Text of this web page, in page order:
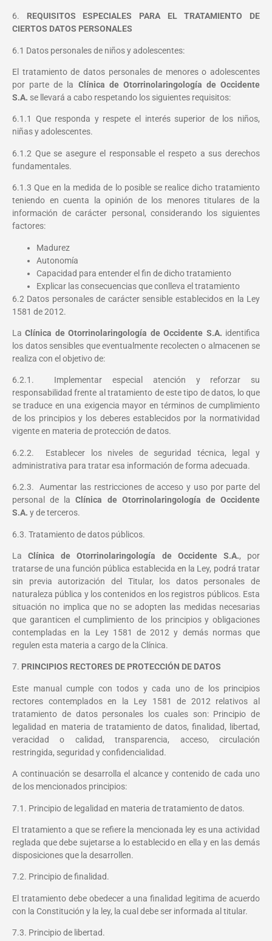
6. REQUISITOS ESPECIALES PARA EL TRATAMIENTO DE
CIERTOS DATOS PERSONALES
6.1 Datos personales de niños y adolescentes:
El tratamiento de datos personales de menores o adolescentes
por parte de la Clínica de Otorrinolaringología de Occidente
S.A. se llevará a cabo respetando los siguientes requisitos:
6.1.1 Que responda y respete el interés superior de los niños,
niñas y adolescentes.
6.1.2 Que se asegure el responsable el respeto a sus derechos
fundamentales.
6.1.3 Que en la medida de lo posible se realice dicho tratamiento
teniendo en cuenta la opinión de los menores titulares de la
información de carácter personal, considerando los siguientes
factores:
Madurez
Autonomía
Capacidad para entender el fin de dicho tratamiento
Explicar las consecuencias que conlleva el tratamiento
6.2 Datos personales de carácter sensible establecidos en la Ley
1581 de 2012.
LaClínica de Otorrinolaringología de Occidente S.A. identifica
los datos sensibles que eventualmente recolecten o almacenen se
realiza con el objetivo de:
6.2.1. Implementar especial atención y reforzar su
responsabilidad frente al tratamiento de este tipo de datos, lo que
se traduce en una exigencia mayor en términos de cumplimiento
de los principios y los deberes establecidos por la normatividad
vigente en materia de protección de datos.
6.2.2. Establecer los niveles de seguridad técnica, legal y
administrativa para tratar esa información de forma adecuada.
6.2.3. Aumentar las restricciones de acceso y uso por parte del
personal de laClínica de Otorrinolaringología de Occidente
S.A. y de terceros.
6.3. Tratamiento de datos públicos.
LaClínica de Otorrinolaringología de Occidente S.A., por
tratarse de una función pública establecida en la Ley, podrá tratar
sin previa autorización del Titular, los datos personales de
naturaleza pública y los contenidos en los registros públicos. Esta
situación no implica que no se adopten las medidas necesarias
que garanticen el cumplimiento de los principios y obligaciones
contempladas en la Ley 1581 de 2012 y demás normas que
regulen esta materia a cargo de la Clínica.
7. PRINCIPIOS RECTORES DE PROTECCIÓN DE DATOS
Este manual cumple con todos y cada uno de los principios
rectores contemplados en la Ley 1581 de 2012 relativos al
tratamiento de datos personales los cuales son: Principio de
legalidad en materia de tratamiento de datos, finalidad, libertad,
veracidad o calidad, transparencia, acceso, circulación
restringida, seguridad y confidencialidad.
A continuación se desarrolla el alcance y contenido de cada uno
de los mencionados principios:
7.1. Principio de legalidad en materia de tratamiento de datos.
El tratamiento a que se refiere la mencionada ley es una actividad
reglada que debe sujetarse a lo establecido en ella y en las demás
disposiciones que la desarrollen.
7.2. Principio de finalidad.
El tratamiento debe obedecer a una finalidad legitima de acuerdo
con la Constitución y la ley, la cual debe ser informada al titular.
7.3. Principio de libertad.